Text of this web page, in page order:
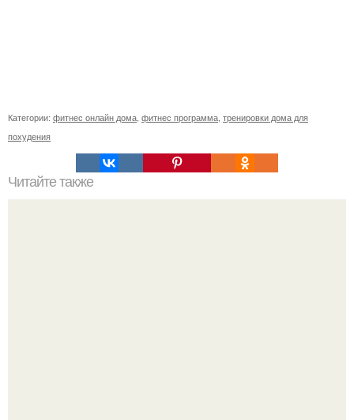
Категории: фитнес онлайн дома фитнес программа тренировки дома для
похудения
Читайте также